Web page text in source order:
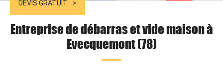
DEVIS GRATUIT
Entreprise de débarras et vide maison à
Evecquemont (78)